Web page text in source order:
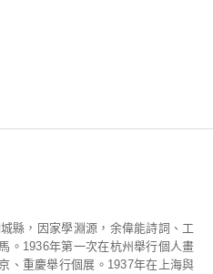
縣，因家學淵源，余偉能詩詞、工
。1936年第一次在杭州舉行個人畫
、重慶舉行個展。1937年在上海與